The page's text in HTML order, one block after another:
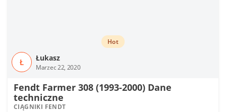
Ł Łukasz
Marzec 22, 2020
Hot
Fendt Farmer 308 (1993-2000) Dane
techniczne
CIĄGNIKI FENDT